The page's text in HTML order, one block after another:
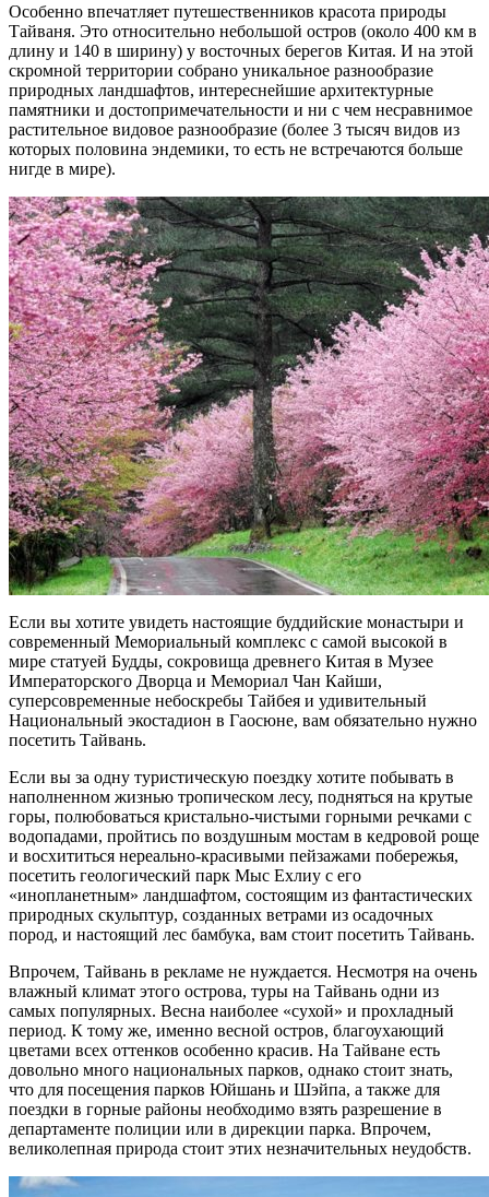
Особенно впечатляет путешественников красота природы
Тайваня. Это относительно небольшой остров (около 400 км в
длину и 140 в ширину) у восточных берегов Китая. И на этой
скромной территории собрано уникальное разнообразие
природных ландшафтов, интереснейшие архитектурные
памятники и достопримечательности и ни с чем несравнимое
растительное видовое разнообразие (более 3 тысяч видов из
которых половина эндемики, то есть не встречаются больше
нигде в мире).
Если вы хотите увидеть настоящие буддийские монастыри и
современный Мемориальный комплекс с самой высокой в
мире статуей Будды, сокровища древнего Китая в Музее
Императорского Дворца и Мемориал Чан Кайши,
суперсовременные небоскребы Тайбея и удивительный
Национальный экостадион в Гаосюне, вам обязательно нужно
посетить Тайвань.
Если вы за одну туристическую поездку хотите побывать в
наполненном жизнью тропическом лесу, подняться на крутые
горы, полюбоваться кристально-чистыми горными речками с
водопадами, пройтись по воздушным мостам в кедровой роще
и восхититься нереально-красивыми пейзажами побережья,
посетить геологический парк Мыс Ехлиу с его
«инопланетным» ландшафтом, состоящим из фантастических
природных скульптур, созданных ветрами из осадочных
пород, и настоящий лес бамбука, вам стоит посетить Тайвань.
Впрочем, Тайвань в рекламе не нуждается. Несмотря на очень
влажный климат этого острова, туры на Тайвань одни из
самых популярных. Весна наиболее «сухой» и прохладный
период. К тому же, именно весной остров, благоухающий
цветами всех оттенков особенно красив. На Тайване есть
довольно много национальных парков, однако стоит знать,
что для посещения парков Юйшань и Шэйпа, а также для
поездки в горные районы необходимо взять разрешение в
департаменте полиции или в дирекции парка. Впрочем,
великолепная природа стоит этих незначительных неудобств.